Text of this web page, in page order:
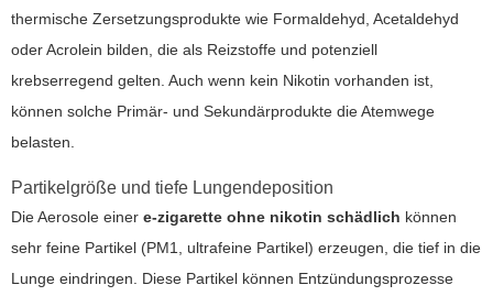
thermische Zersetzungsprodukte wie Formaldehyd, Acetaldehyd
oder Acrolein bilden, die als Reizstoffe und potenziell
krebserregend gelten. Auch wenn kein Nikotin vorhanden ist,
können solche Primär- und Sekundärprodukte die Atemwege
belasten.
Partikelgröße und tiefe Lungendeposition
Die Aerosole einer e-zigarette ohne nikotin schädlich können
sehr feine Partikel (PM1, ultrafeine Partikel) erzeugen, die tief in die
Lunge eindringen. Diese Partikel können Entzündungsprozesse